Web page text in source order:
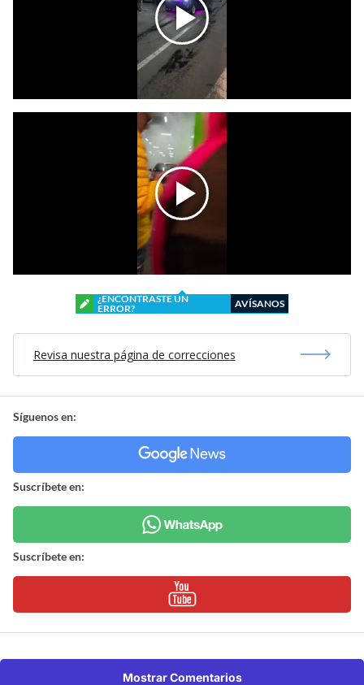
¿ENCONTRASTE UN
ERROR?
AVÍSANOS
Revisa nuestra página de correcciones
Síguenos en:
Suscríbete en:
Suscríbete en:
Mostrar Comentarios